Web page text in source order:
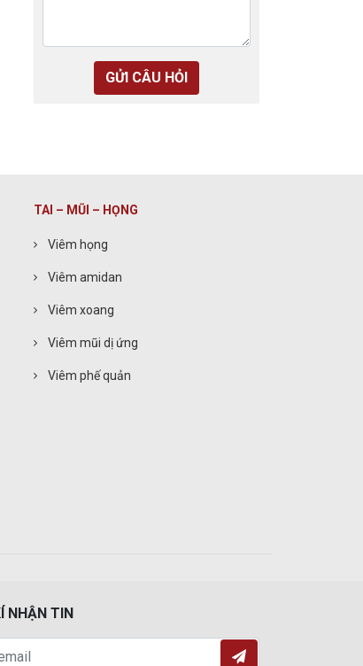
GỬI CÂU HỎI
TAI – MŨI – HỌNG
Viêm họng
Viêm amidan
Viêm xoang
Viêm mũi dị ứng
Viêm phế quản
NHẬN TIN